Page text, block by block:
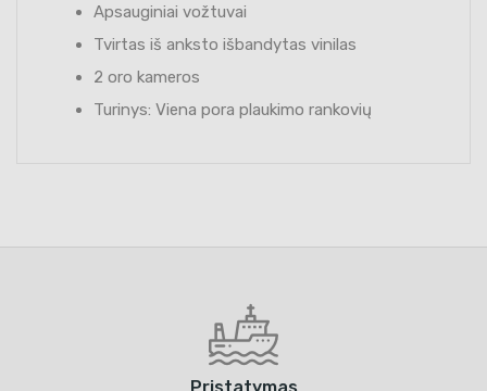
Apsauginiai vožtuvai
Tvirtas iš anksto išbandytas vinilas
2 oro kameros
Turinys: Viena pora plaukimo rankovių